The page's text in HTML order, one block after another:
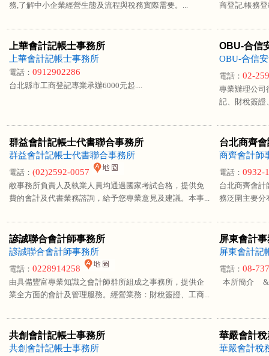
務,了解中小企業經營生態及流程與稅務實際需要。...
商登記.帳務
上華會計記帳士事務所
上華會計記帳士事務所
電話： 0912902286
台北縣市工商登記專業承辦6000元起....
OBU-合信
OBU-合信
電話： 02-
專業辦理公司
記、財稅簽證
群益會計記帳士代書聯合事務所
群益會計記帳士代書聯合事務所
電話： (02)2592-0057
敝事務所負責人及執業人員均通過國家考試合格，提供免
費的會計及代書業務諮詢，給予您專業意見及建議。本事...
台北商齊
商齊會計師
電話： 0932-
台北商齊會計
務泛圍主要分
諺誠聯合會計師事務所
諺誠聯合會計師事務所
電話： 0228914258
由具備豐富專業知識之會計師群所組成之事務所，提供企
業全方面的會計及管理服務。經營業務：財稅簽證、工商...
屏東會計
屏東會計記
電話： 08-
本所簡介
共創會計記帳士事務所
共創會計記帳士事務所
華嚴會計
華嚴會計稅